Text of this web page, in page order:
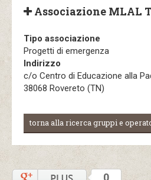
Associazione MLAL
Tipo associazione
Progetti di emergenza
Indirizzo
c/o Centro di Educazione alla
38068 Rovereto (TN)
torna alla ricerca gruppi e
0